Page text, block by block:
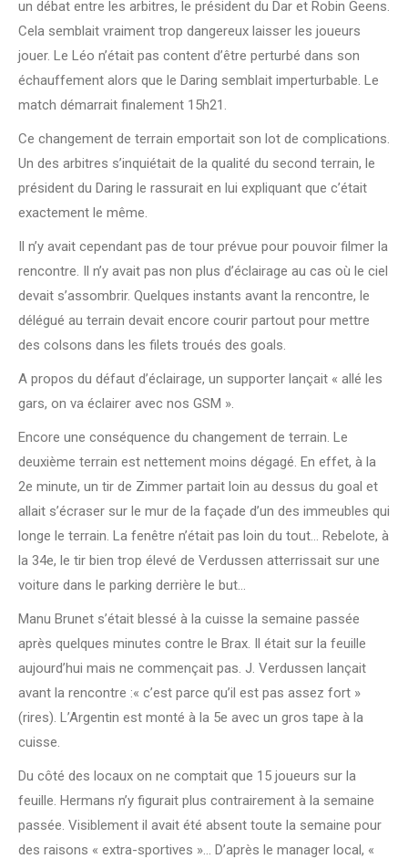
un débat entre les arbitres, le président du Dar et Robin Geens.
Cela semblait vraiment trop dangereux laisser les joueurs
jouer. Le Léo n’était pas content d’être perturbé dans son
échauffement alors que le Daring semblait imperturbable. Le
match démarrait finalement 15h21.
Ce changement de terrain emportait son lot de complications.
Un des arbitres s’inquiétait de la qualité du second terrain, le
président du Daring le rassurait en lui expliquant que c’était
exactement le même.
Il n’y avait cependant pas de tour prévue pour pouvoir filmer la
rencontre. Il n’y avait pas non plus d’éclairage au cas où le ciel
devait s’assombrir. Quelques instants avant la rencontre, le
délégué au terrain devait encore courir partout pour mettre
des colsons dans les filets troués des goals.
A propos du défaut d’éclairage, un supporter lançait « allé les
gars, on va éclairer avec nos GSM ».
Encore une conséquence du changement de terrain. Le
deuxième terrain est nettement moins dégagé. En effet, à la
2e minute, un tir de Zimmer partait loin au dessus du goal et
allait s’écraser sur le mur de la façade d’un des immeubles qui
longe le terrain. La fenêtre n’était pas loin du tout… Rebelote, à
la 34e, le tir bien trop élevé de Verdussen atterrissait sur une
voiture dans le parking derrière le but…
Manu Brunet s’était blessé à la cuisse la semaine passée
après quelques minutes contre le Brax. Il était sur la feuille
aujourd’hui mais ne commençait pas. J. Verdussen lançait
avant la rencontre :« c’est parce qu’il est pas assez fort »
(rires). L’Argentin est monté à la 5e avec un gros tape à la
cuisse.
Du côté des locaux on ne comptait que 15 joueurs sur la
feuille. Hermans n’y figurait plus contrairement à la semaine
passée. Visiblement il avait été absent toute la semaine pour
des raisons « extra-sportives »… D’après le manager local, «